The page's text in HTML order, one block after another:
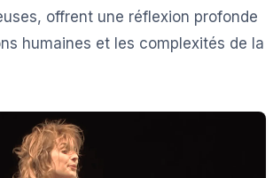
offrent une réflexion profonde
humaines et les complexités de la